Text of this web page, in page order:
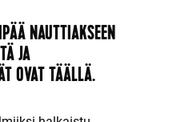
NAUTTIAKSEEN
JA
OVAT TÄÄLLÄ.